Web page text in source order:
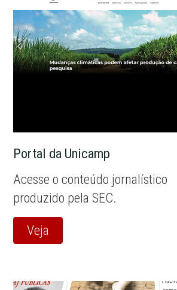
Portal da Unicamp
Acesse o conteúdo jornalístico
produzido pela SEC.
Veja